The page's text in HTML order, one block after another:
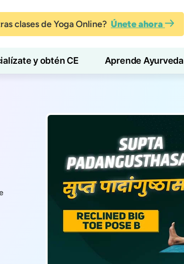
clases de Yoga Online? Únete ahora
y obtén CE Aprende Ayurveda